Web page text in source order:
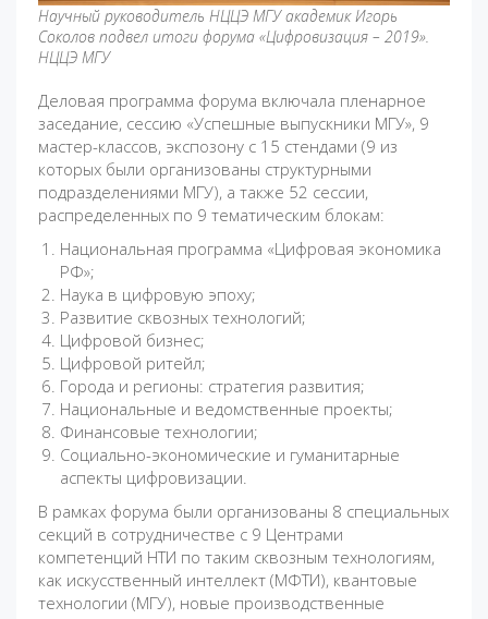
Научный руководитель НЦЦЭ МГУ академик Игорь
Соколов подвел итоги форума «Цифровизация – 2019».
НЦЦЭ МГУ
Деловая программа форума включала пленарное
заседание, сессию «Успешные выпускники МГУ», 9
мастер-классов, экспозону с 15 стендами (9 из
которых были организованы структурными
подразделениями МГУ), а также 52 сессии,
распределенных по 9 тематическим блокам:
Национальная программа «Цифровая экономика
РФ»;
Наука в цифровую эпоху;
Развитие сквозных технологий;
Цифровой бизнес;
Цифровой ритейл;
Города и регионы: стратегия развития;
Национальные и ведомственные проекты;
Финансовые технологии;
Социально-экономические и гуманитарные
аспекты цифровизации.
В рамках форума были организованы 8 специальных
секций в сотрудничестве с 9 Центрами
компетенций НТИ по таким сквозным технологиям,
как искусственный интеллект (МФТИ), квантовые
технологии (МГУ), новые производственные